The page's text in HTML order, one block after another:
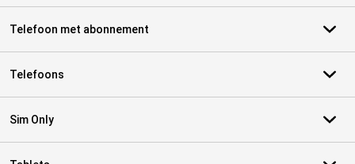
Telefoon met abonnement
Telefoons
Sim Only